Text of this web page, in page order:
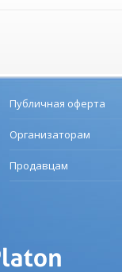
Публичная оферта
Организаторам
Продавцам